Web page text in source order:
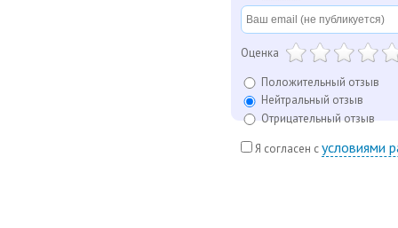
Оценка
Положительный отзыв
Нейтральный отзыв
Отрицательный отзыв
Я согласен сусловиями